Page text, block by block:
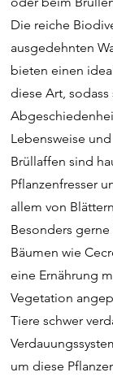
Die reiche
ausgedehnten
bieten einen
diese Art, sodass
Lebensweise
Brüllaffen sind
Pflanzenfresser
allem von
Besonders
Bäumen wie
eine Ernährung
Vegetation
Tiere schwer
um diese